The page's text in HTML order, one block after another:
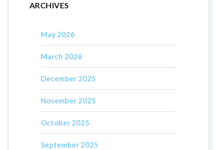
ARCHIVES
May 2026
March 2026
December 2025
November 2025
October 2025
September 2025